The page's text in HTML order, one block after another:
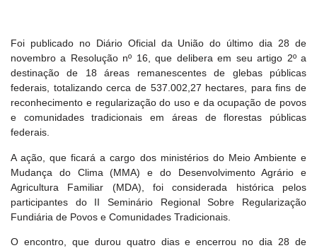
Foi publicado no Diário Oficial da União do último dia 28 de
novembro a Resolução nº 16, que delibera em seu artigo 2º a
destinação de 18 áreas remanescentes de glebas públicas
federais, totalizando cerca de 537.002,27 hectares, para fins de
reconhecimento e regularização do uso e da ocupação de povos
e comunidades tradicionais em áreas de florestas públicas
federais.
A ação, que ficará a cargo dos ministérios do Meio Ambiente e
Mudança do Clima (MMA) e do Desenvolvimento Agrário e
Agricultura Familiar (MDA), foi considerada histórica pelos
participantes do II Seminário Regional Sobre Regularização
Fundiária de Povos e Comunidades Tradicionais.
O encontro, que durou quatro dias e encerrou no dia 28 de